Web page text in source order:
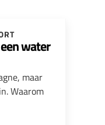
water
maar
Waarom